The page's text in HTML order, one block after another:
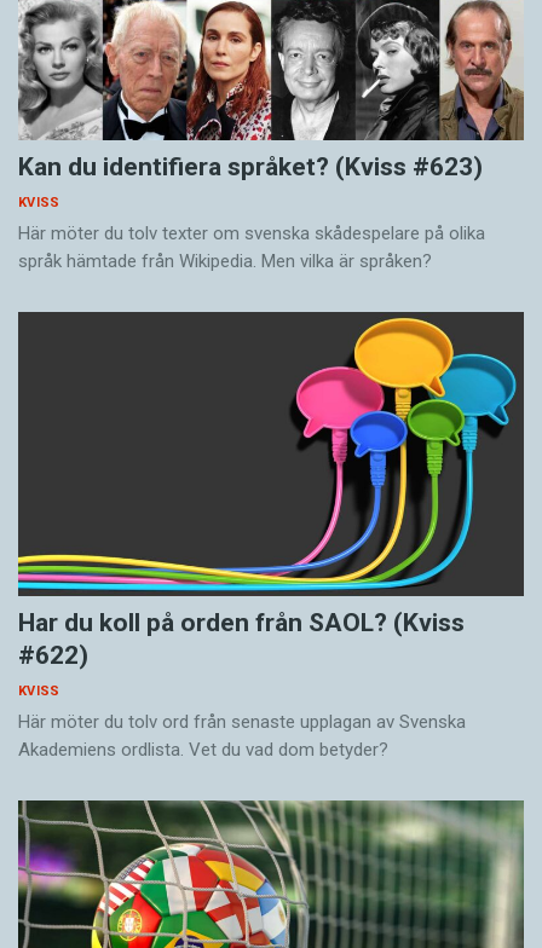
Kan du identifiera språket? (Kviss #623)
KVISS
Här möter du tolv texter om svenska skådespelare på olika
språk hämtade från Wikipedia. Men vilka är språken?
Har du koll på orden från SAOL? (Kviss
#622)
KVISS
Här möter du tolv ord från senaste upplagan av Svenska
Akademiens ordlista. Vet du vad dom betyder?